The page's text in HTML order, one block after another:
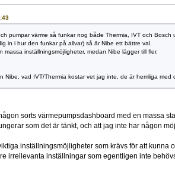
pumpar värme så funkar nog både Thermia, IVT och Bosch
in i hur den funkar på allvar) så är Nibe ett bättre val.
inställningsmöjligheter, medan Nibe lägger till fler.
Nibe, vad IVT/Thermia kostar vet jag inte, de är hemliga med
sorts värmepumpsdashboard med en massa
som det är tänkt, och att jag inte har någon
inställningsmöjligheter som krävs för att kunna
irrellevanta inställningar som egentligen inte